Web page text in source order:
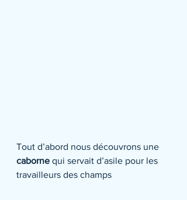
Tout d’abord nous découvrons une
caborne qui servait d’asile pour les
travailleurs des champs